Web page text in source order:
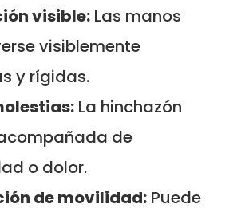
visible: Las manos
visiblemente
y rígidas.
La hinchazón
de
o dolor.
de movilidad: Puede